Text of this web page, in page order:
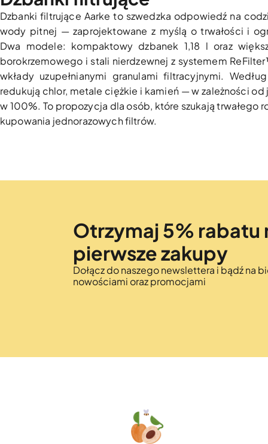
Dzbanki filtrujące Aarke to szwedzka odpowiedź na
wody pitnej — zaprojektowane z myślą o trwałości i
Dwa modele: kompaktowy dzbanek 1,18 l oraz
borokrzemowego i stali nierdzewnej z systemem
wkłady uzupełnianymi granulami filtracyjnymi.
redukują chlor, metale ciężkie i kamień — w zależności
w 100%. To propozycja dla osób, które szukają trwałego
kupowania jednorazowych filtrów.
Otrzymaj 5% rabatu
pierwsze zakupy
Dołącz do naszego newslettera i bądź na
nowościami oraz promocjami